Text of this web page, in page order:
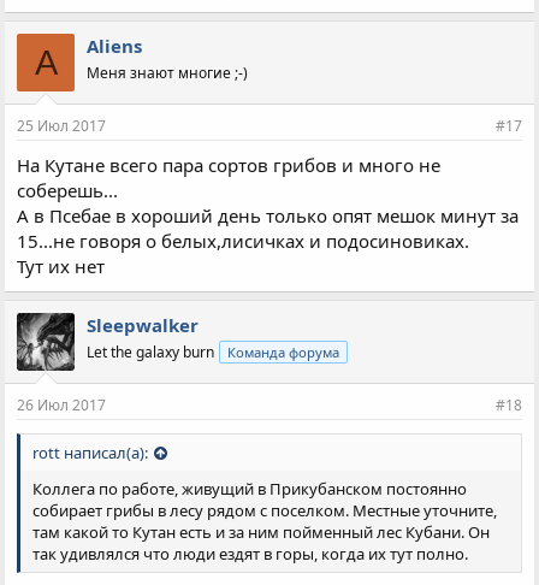
A Aliens
Меня знают многие ;-)
25 Июл 2017 #17
На Кутане всего пара сортов грибов и много не
соберешь...
А в Псебае в хороший день только опят мешок минут за
15...не говоря о белых,лисичках и подосиновиках.
Тут их нет
Sleepwalker
Let the galaxy burn Команда форума
26 Июл 2017 #18
rott написал(а):
Коллега по работе, живущий в Прикубанском постоянно
собирает грибы в лесу рядом с поселком. Местные уточните,
там какой то Кутан есть и за ним пойменный лес Кубани. Он
так удивлялся что люди ездят в горы, когда их тут полно.